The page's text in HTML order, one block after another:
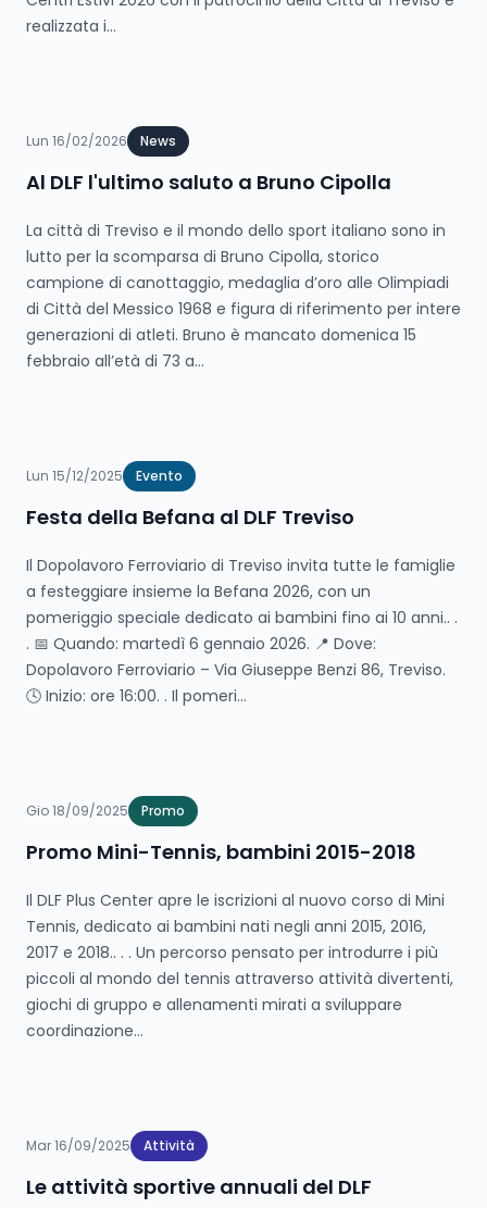
realizzata i...
Lun 16/02/2026 News
Al DLF l'ultimo saluto a Bruno Cipolla
La città di Treviso e il mondo dello sport italiano sono in
lutto per la scomparsa di Bruno Cipolla, storico
campione di canottaggio, medaglia d’oro alle Olimpiadi
di Città del Messico 1968 e figura di riferimento per intere
generazioni di atleti. Bruno è mancato domenica 15
febbraio all’età di 73 a...
Lun 15/12/2025 Evento
Festa della Befana al DLF Treviso
Il Dopolavoro Ferroviario di Treviso invita tutte le famiglie
a festeggiare insieme la Befana 2026, con un
pomeriggio speciale dedicato ai bambini fino ai 10 anni.. .
. 📅 Quando: martedì 6 gennaio 2026. 📍 Dove:
Dopolavoro Ferroviario – Via Giuseppe Benzi 86, Treviso.
🕓 Inizio: ore 16:00. . Il pomeri...
Gio 18/09/2025 Promo
Promo Mini-Tennis, bambini 2015-2018
Il DLF Plus Center apre le iscrizioni al nuovo corso di Mini
Tennis, dedicato ai bambini nati negli anni 2015, 2016,
2017 e 2018.. . . Un percorso pensato per introdurre i più
piccoli al mondo del tennis attraverso attività divertenti,
giochi di gruppo e allenamenti mirati a sviluppare
coordinazione...
Mar 16/09/2025 Attività
Le attività sportive annuali del DLF